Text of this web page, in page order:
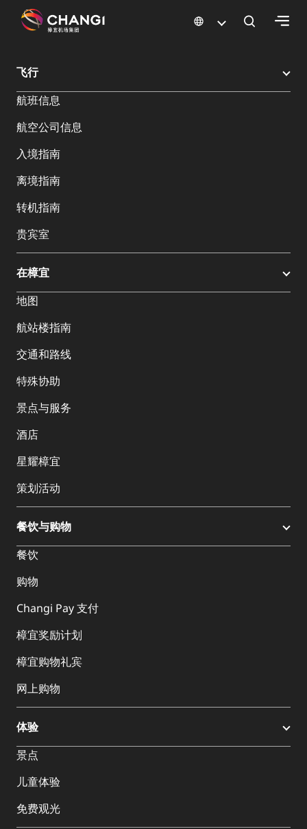
有
宜
网
选
语
言:
樟宜机场 樟宜机场餐饮与购物 樟宜机场购物指南 购物详情
飞行
航班信息
航空公司信息
入境指南
离境指南
转机指南
贵宾室
在樟宜
地图
航站楼指南
交通和路线
特殊协助
景点与服务
酒店
星耀樟宜
策划活动
餐饮与购物
餐饮
购物
Changi Pay 支付
樟宜奖励计划
樟宜购物礼宾
网上购物
体验
景点
儿童体验
免费观光